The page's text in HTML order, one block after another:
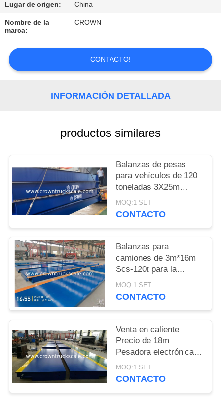
CALIDAD
SOLICITAR
DEL
SITIO
PRIVACY
POLICY
Lugar de origen: China
Nombre de la
marca:
CROWN
CONTACTO!
INFORMACIÓN DETALLADA
productos similares
Balanzas de pesas
para vehículos de 120
toneladas 3X25m
Balanza de pesas para
camiones
MOQ:1 SET
CONTACTO
Balanzas para
camiones de 3m*16m
Scs-120t para la
pesaje de vehículos
MOQ:1 SET
CONTACTO
Venta en caliente
Precio de 18m
Pesadora electrónica
Balanza 30t 50t 60t 70t
80t 100t
MOQ:1 SET
CONTACTO